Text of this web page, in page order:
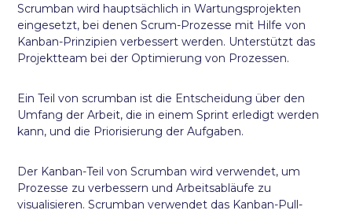
Scrumban wird hauptsächlich in Wartungsprojekten
eingesetzt, bei denen Scrum-Prozesse mit Hilfe von
Kanban-Prinzipien verbessert werden. Unterstützt das
Projektteam bei der Optimierung von Prozessen.
Ein Teil von scrumban ist die Entscheidung über den
Umfang der Arbeit, die in einem Sprint erledigt werden
kann, und die Priorisierung der Aufgaben.
Der Kanban-Teil von Scrumban wird verwendet, um
Prozesse zu verbessern und Arbeitsabläufe zu
visualisieren. Scrumban verwendet das Kanban-Pull-